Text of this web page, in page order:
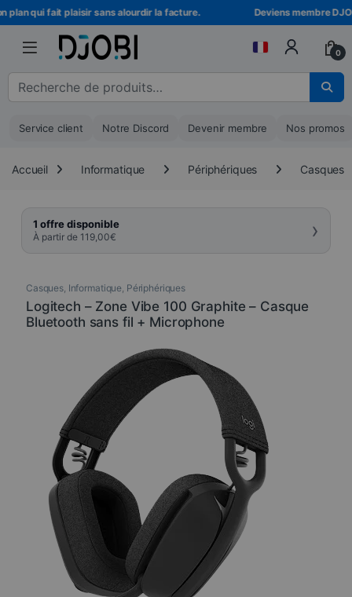
Skip to navigation
Skip to content
qui fait plaisir sans alourdir la facture. Deviens membre
0
Recherche pour :
Service client Notre Discord Devenir membre Nos promos
Accueil Informatique Périphériques Casques
1 offre disponible
À partir de 119,00€ ›
Casques, Informatique, Périphériques
Logitech – Zone Vibe 100 Graphite – Casque
Bluetooth sans fil + Microphone